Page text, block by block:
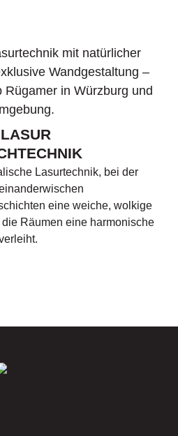
Lasurtechnik, bei der
eine weiche, wolkige
Räumen eine harmonische